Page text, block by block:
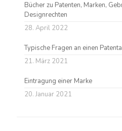
Bücher zu Patenten, Marken,
Designrechten
28. April 2022
Typische Fragen an einen
21. März 2021
Eintragung einer Marke
20. Januar 2021